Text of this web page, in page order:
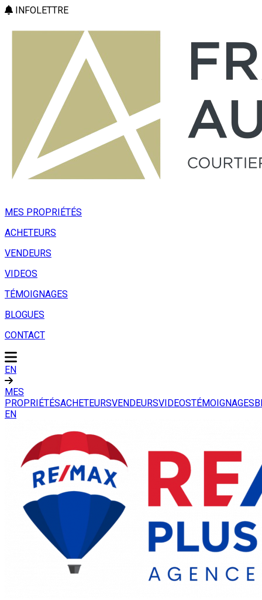
INFOLETTRE
MES PROPRIÉTÉS
ACHETEURS
VENDEURS
VIDEOS
TÉMOIGNAGES
BLOGUES
CONTACT
EN
MES
PROPRIÉTÉSACHETEURSVENDEURSVIDEOSTÉMOIGNAGES
EN